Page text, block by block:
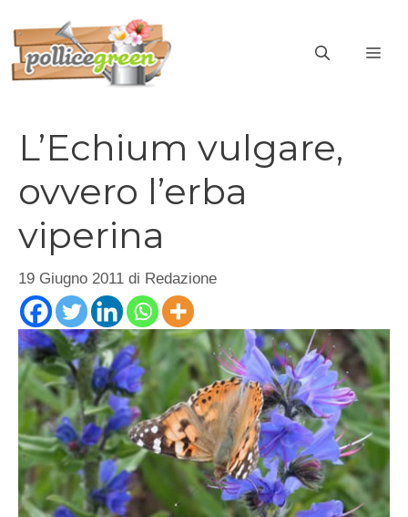
contenuto
L’Echium vulgare,
ovvero l’erba
viperina
19 Giugno 2011 di Redazione